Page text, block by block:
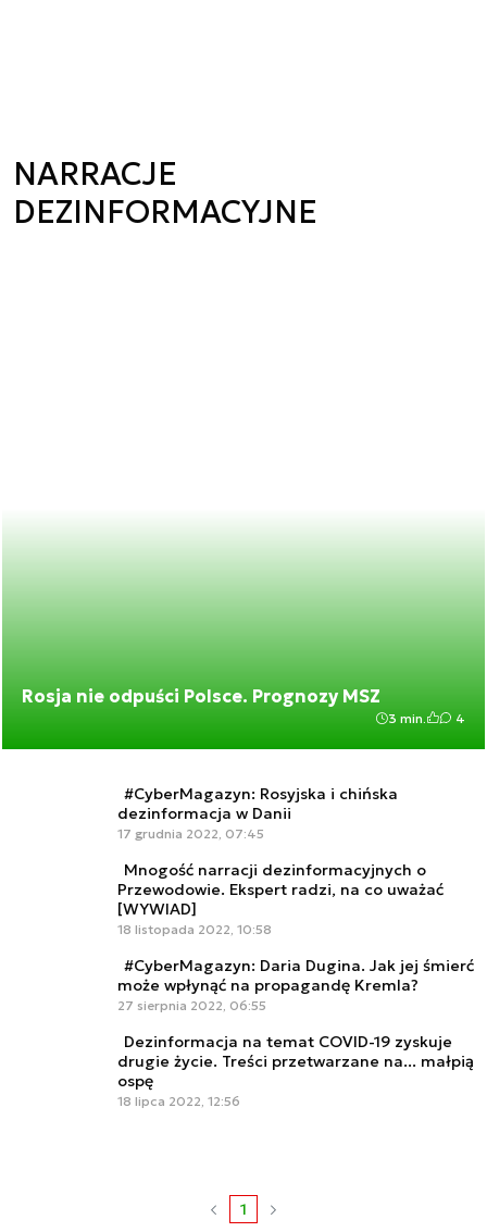
NARRACJE
DEZINFORMACYJNE
Rosja nie odpuści Polsce. Prognozy MSZ
3 min. 4
#CyberMagazyn: Rosyjska i chińska
dezinformacja w Danii
17 grudnia 2022, 07:45
Mnogość narracji dezinformacyjnych o
Przewodowie. Ekspert radzi, na co uważać
[WYWIAD]
18 listopada 2022, 10:58
#CyberMagazyn: Daria Dugina. Jak jej śmierć
może wpłynąć na propagandę Kremla?
27 sierpnia 2022, 06:55
Dezinformacja na temat COVID-19 zyskuje
drugie życie. Treści przetwarzane na... małpią
ospę
18 lipca 2022, 12:56
1